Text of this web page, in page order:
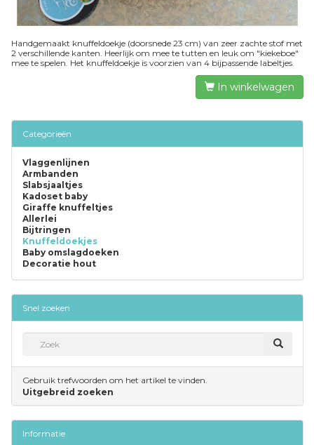
Handgemaakt knuffeldoekje (doorsnede 23 cm) van zeer zachte stof met
2 verschillende kanten. Heerlijk om mee te tutten en leuk om "kiekeboe"
mee te spelen. Het knuffeldoekje is voorzien van 4 bijpassende labeltjes.
In winkelwagen
Categorieën
Vlaggenlijnen
Armbanden
Slabsjaaltjes
Kadoset baby
Giraffe knuffeltjes
Allerlei
Bijtringen
Knuffeldoekjes
Baby omslagdoeken
Decoratie hout
Snel zoeken
Gebruik trefwoorden om het artikel te vinden.
Uitgebreid zoeken
Informatie